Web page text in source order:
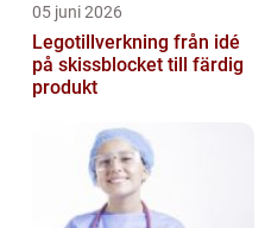
05 juni 2026
Legotillverkning från idé
på skissblocket till färdig
produkt